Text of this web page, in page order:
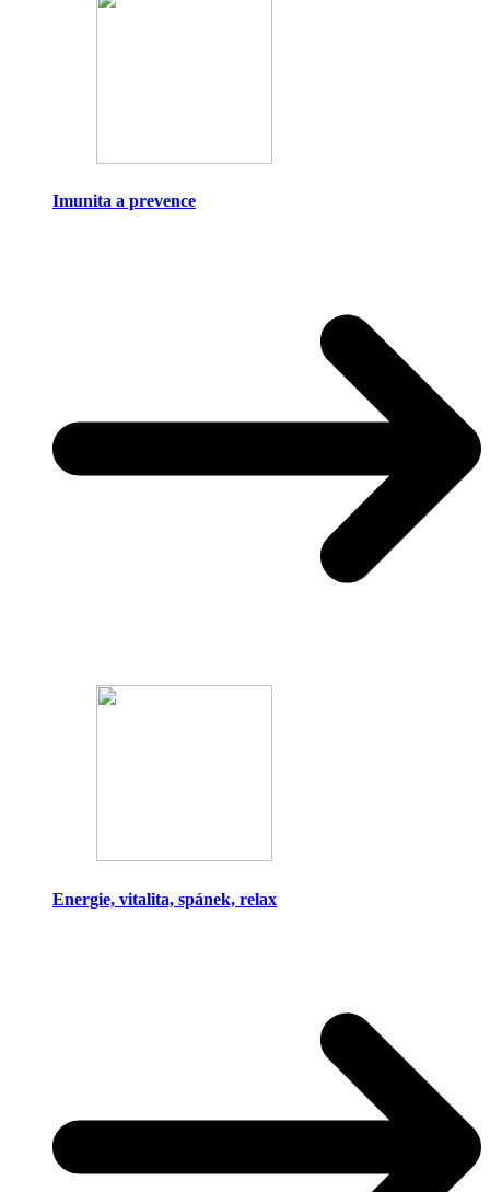
Imunita a prevence
Energie, vitalita, spánek, relax